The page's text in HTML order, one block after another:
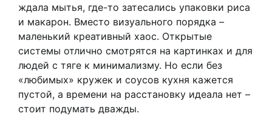
ждала мытья, где-то затесались упаковки риса
и макарон. Вместо визуального порядка –
маленький креативный хаос. Открытые
системы отлично смотрятся на картинках и для
людей с тяге к минимализму. Но если без
«любимых» кружек и соусов кухня кажется
пустой, а времени на расстановку идеала нет –
стоит подумать дважды.